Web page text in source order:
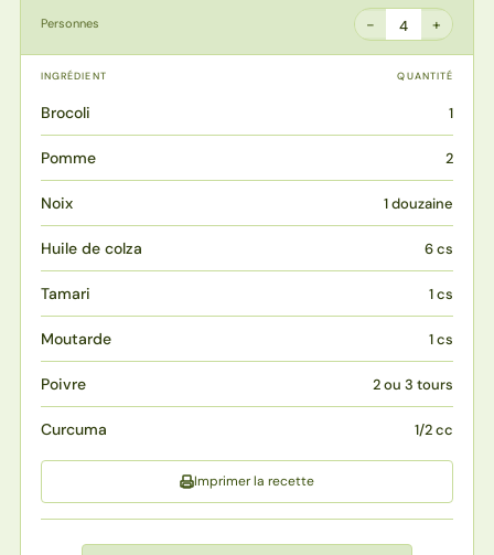
Personnes − 4 +
INGRÉDIENT QUANTITÉ
Brocoli 1
Pomme 2
Noix 1 douzaine
Huile de colza 6 cs
Tamari 1 cs
Moutarde 1 cs
Poivre 2 ou 3 tours
Curcuma 1/2 cc
Imprimer la recette